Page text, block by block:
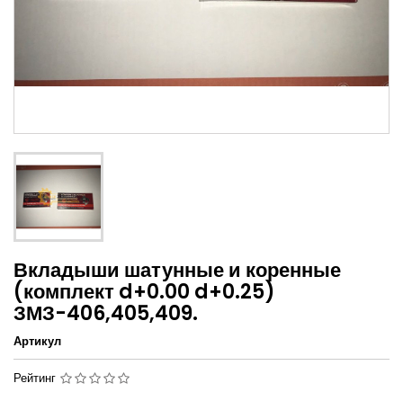
Вкладыши шатунные и коренные
(комплект d+0.00 d+0.25)
ЗМЗ-406,405,409.
Артикул
Рейтинг